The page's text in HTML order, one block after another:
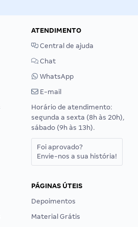
ATENDIMENTO
Central de ajuda
Chat
WhatsApp
E-mail
Horário de atendimento:
segunda a sexta (8h às 20h),
sábado (9h às 13h).
Foi aprovado?
Envie-nos a sua história!
PÁGINAS ÚTEIS
Depoimentos
Material Grátis